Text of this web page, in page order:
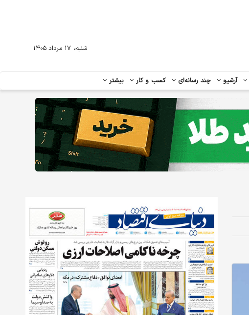
آرشیو چند رسانه‌ای کسب و کار بیشتر
شنبه، ۱۷ مرداد ۱۴۰۵